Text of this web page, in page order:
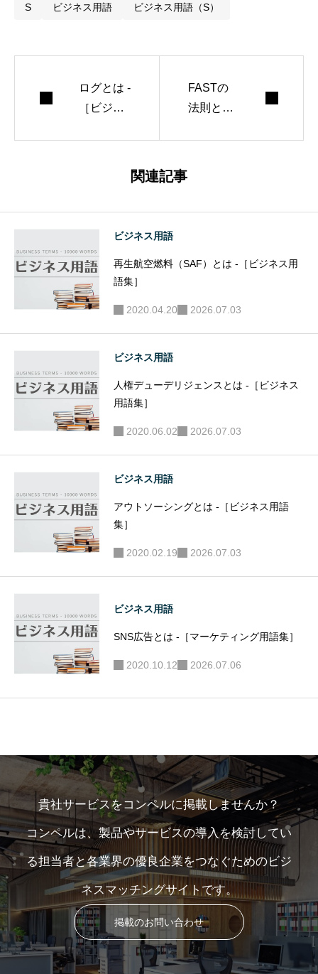
S ビジネス用語 ビジネス用語（S）
ログとは -
［ビジネ
FASTの
法則とは
関連記事
ビジネス用語
再生航空燃料（SAF）とは -［ビジネス用
語集］
2020.04.20 2026.07.03
ビジネス用語
人権デューデリジェンスとは -［ビジネス
用語集］
2020.06.02 2026.07.03
ビジネス用語
アウトソーシングとは -［ビジネス用語
集］
2020.02.19 2026.07.03
ビジネス用語
SNS広告とは -［マーケティング用語集］
2020.10.12 2026.07.06
貴社サービスをコンペルに掲載しませんか？
コンペルは、製品やサービスの導入を検討してい
る担当者と各業界の優良企業をつなぐためのビジ
ネスマッチングサイトです。
掲載のお問い合わせ